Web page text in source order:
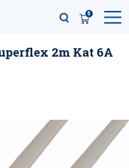
0
2m Kat 6A